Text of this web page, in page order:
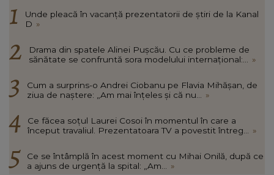
Unde pleacă în vacanță prezentatorii de știri de la Kanal
D »
Drama din spatele Alinei Pușcău. Cu ce probleme de
sănătate se confruntă sora modelului internațional:...
»
Cum a surprins-o Andrei Ciobanu pe Flavia Mihășan, de
ziua de naștere: „Am mai înțeles și că nu...
»
Ce făcea soțul Laurei Cosoi în momentul în care a
început travaliul. Prezentatoara TV a povestit întreg...
»
Ce se întâmplă în acest moment cu Mihai Onilă, după ce
a ajuns de urgență la spital: „Am...
»